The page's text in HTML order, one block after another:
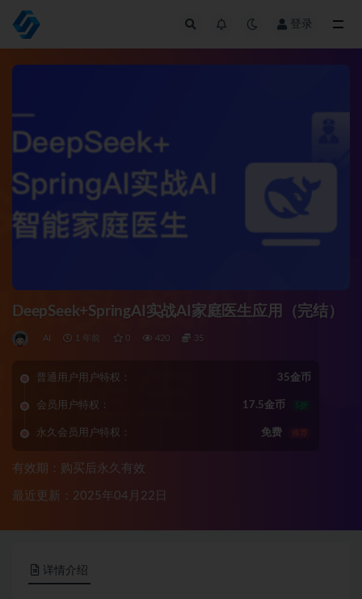
登录
DeepSeek+SpringAI实战AI家庭医生应用（完结）
AI 1 年前 0 420 35
普通用户用户特权： 35金币
会员用户特权： 17.5金币 5折
永久会员用户特权： 免费 推荐
有效期：购买后永久有效
最近更新：2025年04月22日
详情介绍